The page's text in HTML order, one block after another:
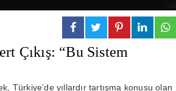
Çıkış: “Bu Sistem
, Türkiye’de yıllardır tartışma konusu olan